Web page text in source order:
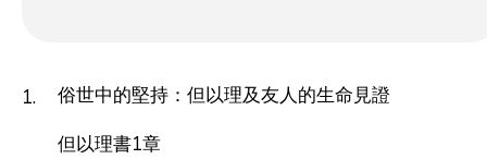
1.
俗世中的堅持：但以理及友人的生命見證
但以理書1章